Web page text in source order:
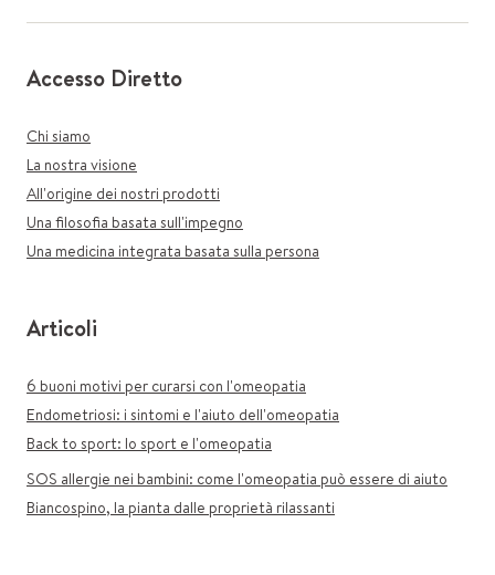
Accesso Diretto
Chi siamo
La nostra visione
All'origine dei nostri prodotti
Una filosofia basata sull'impegno
Una medicina integrata basata sulla persona
Articoli
6 buoni motivi per curarsi con l'omeopatia
Endometriosi: i sintomi e l'aiuto dell'omeopatia
Back to sport: lo sport e l'omeopatia
SOS allergie nei bambini: come l'omeopatia può essere di aiuto
Biancospino, la pianta dalle proprietà rilassanti